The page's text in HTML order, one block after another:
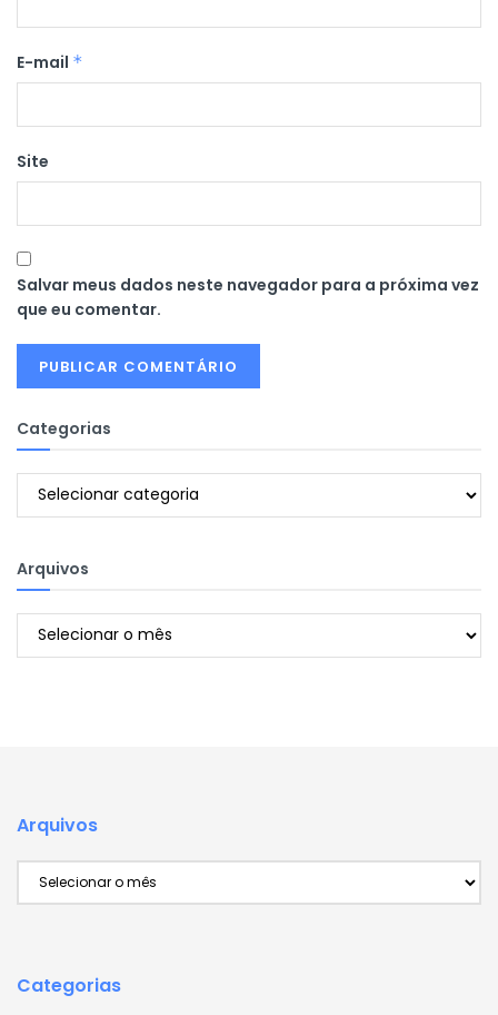
E-mail *
Site
Salvar meus dados neste navegador para a próxima vez
que eu comentar.
Categorias
Categorias
Arquivos
Arquivos
Arquivos
Categorias